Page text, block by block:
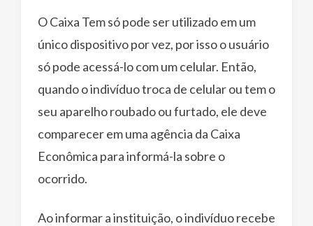
O Caixa Tem só pode ser utilizado em um
único dispositivo por vez, por isso o usuário
só pode acessá-lo com um celular. Então,
quando o indivíduo troca de celular ou tem o
seu aparelho roubado ou furtado, ele deve
comparecer em uma agência da Caixa
Econômica para informá-la sobre o
ocorrido.
Ao informar a instituição, o indivíduo recebe